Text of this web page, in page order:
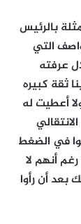
بالرئيس
التي
عرفته
ثقة كبيره
أعطيت له
في الضغط
أنهم لا
بعد أن رأوا